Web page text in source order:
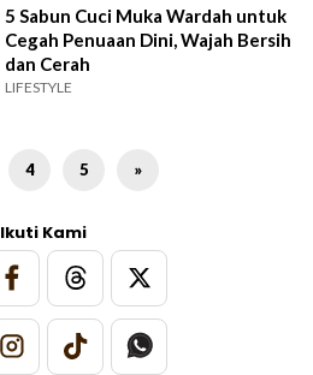
5 Sabun Cuci Muka Wardah untuk
Cegah Penuaan Dini, Wajah Bersih
dan Cerah
LIFESTYLE
4 5 »
Ikuti Kami